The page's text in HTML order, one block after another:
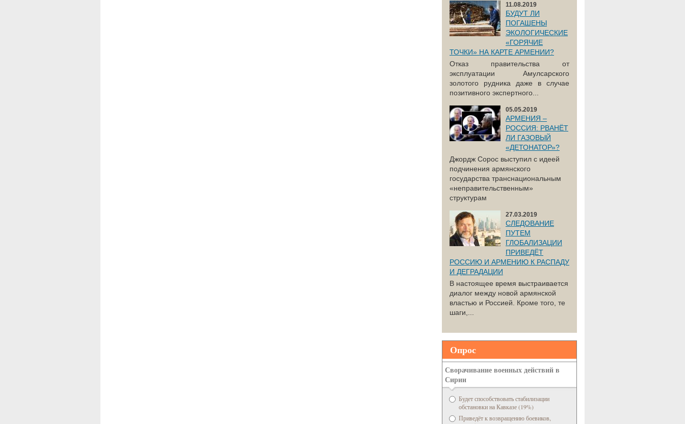
11.08.2019
БУДУТ ЛИ
ПОГАШЕНЫ
ЭКОЛОГИЧЕСКИЕ
«ГОРЯЧИЕ
ТОЧКИ» НА КАРТЕ АРМЕНИИ?
Отказ правительства от
эксплуатации Амулсарского
золотого рудника даже в случае
позитивного экспертного...
05.05.2019
АРМЕНИЯ –
РОССИЯ: РВАНЁТ
ЛИ ГАЗОВЫЙ
«ДЕТОНАТОР»?
Джордж Сорос выступил с идеей
подчинения армянского
государства транснациональным
«неправительственным»
структурам
27.03.2019
СЛЕДОВАНИЕ
ПУТЕМ
ГЛОБАЛИЗАЦИИ
ПРИВЕДЁТ
РОССИЮ И АРМЕНИЮ К РАСПАДУ
И ДЕГРАДАЦИИ
В настоящее время выстраивается
диалог между новой армянской
властью и Россией. Кроме того, те
шаги,...
Опрос
Сворачивание военных действий в
Сирии
Будет способствовать стабилизации
обстановки на Кавказе (19%)
Приведёт к возвращению боевиков,